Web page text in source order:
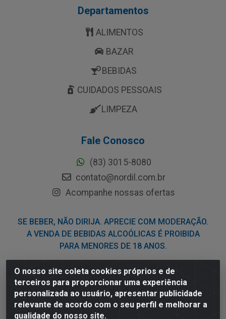
O nosso site coleta cookies próprios e de
terceiros para proporcionar uma experiência
personalizada ao usuário, apresentar publicidade
relevante de acordo com o seu perfil e melhorar a
qualidade do nosso site.
Departamentos
ALIMENTOS
BAZAR
BEBIDAS
CUIDADOS PESSOAIS
LIMPEZA
Fale Conosco
(83) 3015-8080
contato@nordil.com.br
Acompanhe nossas ofertas
SE BEBER, NÃO DIRIJA. APRECIE COM MODERAÇÃO.
A VENDA DE BEBIDAS ALCOÓLICAS É PROIBIDA
PARA MENORES DE 18 ANOS.
Nordil Distribuidora - Avenida Liberdade, 2738, Bloco F -
Sesi - Bayeux/PB - CEP 58.111-400 - CNPJ
03.775.813/0001-41